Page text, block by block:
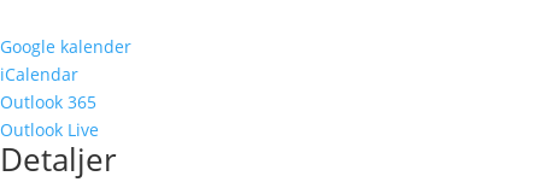
Google kalender
iCalendar
Outlook 365
Outlook Live
Detaljer